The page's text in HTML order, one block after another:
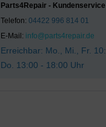
Parts4Repair - Kundenservice
Telefon: 04422 996 814 01
E-Mail: info@parts4repair.de
Erreichbar: Mo., Mi., Fr.
Do. 13:00 - 18:00 Uhr